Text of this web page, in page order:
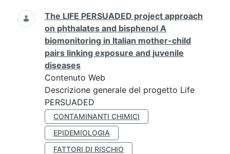
The LIFE PERSUADED project approach
on phthalates and bisphenol A
biomonitoring in Italian mother-child
pairs linking exposure and juvenile
diseases
Contenuto Web
Descrizione generale del progetto Life
PERSUADED
CONTAMINANTI CHIMICI
EPIDEMIOLOGIA
FATTORI DI RISCHIO